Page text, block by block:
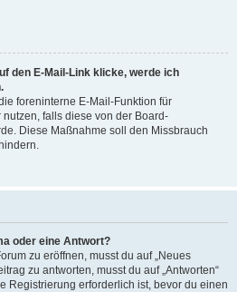
den E-Mail-Link klicke, werde ich
foreninterne E-Mail-Funktion für
falls diese von der Board-
Diese Maßnahme soll den Missbrauch
oder eine Antwort?
zu eröffnen, musst du auf „Neues
zu antworten, musst du auf „Antworten“
Registrierung erforderlich ist, bevor du einen